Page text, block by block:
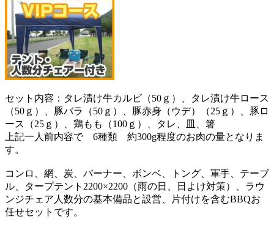
セット内容：タレ漬け牛カルビ（50ｇ）、タレ漬け牛ロース
（50ｇ）、豚バラ（50ｇ）、豚赤身（ウデ）（25ｇ）、豚ロ
ース（25ｇ）、鶏もも（100ｇ）、タレ、皿、箸
上記一人前内容で 6種類 約300g程度のお肉の量となりま
す。
コンロ、網、炭、バーナー、ボンベ、トング、軍手、テーブ
ル、タープテント2200×2200（雨の日、日よけ対策）、ラウ
ンジチェア人数分の基本備品と設営、片付けを含むBBQお
任せセットです。